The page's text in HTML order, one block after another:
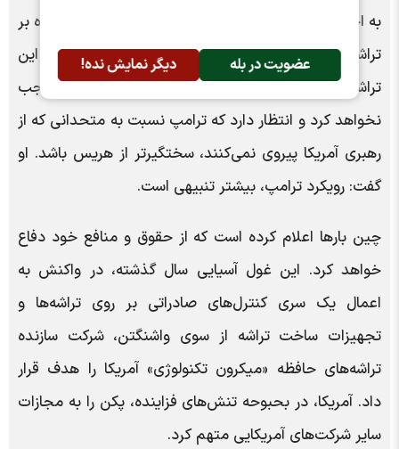
عضویت در بله دیگر نمایش نده!
به احتمال زیاد رد می‌شود. او گفت اگر دولت ترامپ علاوه بر
تراشه‌های چینی، بر واردات محصولات خاصی که حاوی این
تراشه‌ها هستند، محدودیت هایی اعمال کند، تعجب
نخواهد کرد و انتظار دارد که ترامپ نسبت به متحدانی که از
رهبری آمریکا پیروی نمی‌کنند، سختگیرتر از هریس باشد. او
گفت: رویکرد ترامپ، بیشتر تنبیهی است.
چین بارها اعلام کرده است که از حقوق و منافع خود دفاع
خواهد کرد. این غول آسیایی سال گذشته، در واکنش به
اعمال یک سری کنترل‌های صادراتی بر روی تراشه‌ها و
تجهیزات ساخت تراشه از سوی واشنگتن، شرکت سازنده
تراشه‌های حافظه «میکرون تکنولوژی» آمریکا را هدف قرار
داد. آمریکا، در بحبوحه تنش‌های فزاینده، پکن را به مجازات
سایر شرکت‌های آمریکایی متهم کرد.